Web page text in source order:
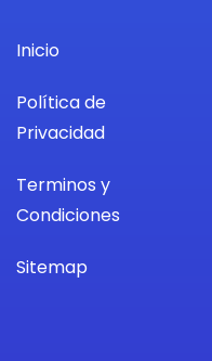
Inicio
Política de
Privacidad
Terminos y
Condiciones
Sitemap